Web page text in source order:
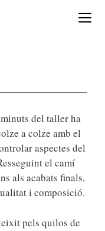
del taller ha
a colze amb el
aspectes del
el camí
als acabats finals,
i composició.
pels quilos de